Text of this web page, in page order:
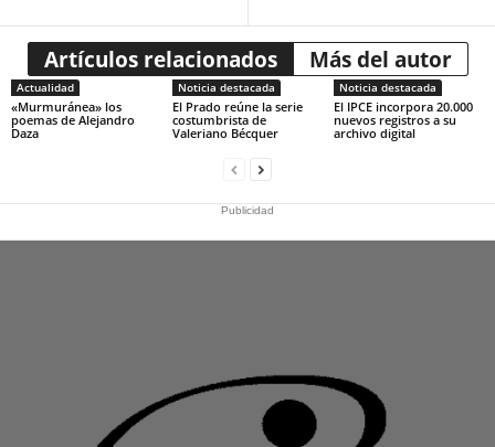
Artículos relacionados Más del autor
Actualidad
«Murmuránea» los
poemas de Alejandro
Daza
Noticia destacada
El Prado reúne la serie
costumbrista de
Valeriano Bécquer
Noticia destacada
El IPCE incorpora 20.000
nuevos registros a su
archivo digital
Publicidad